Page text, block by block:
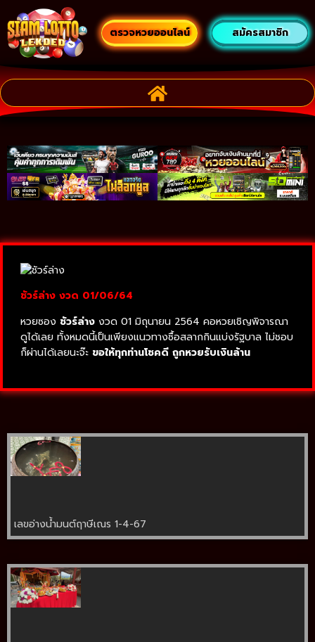
ตรวจหวยออนไลน์ สมัครสมาชิก
ชัวร์ล่าง งวด 01/06/64
หวยซอง ชัวร์ล่าง งวด 01 มิถุนายน 2564 คอหวยเชิญพิจารณา
ดูได้เลย ทั้งหมดนี้เป็นเพียงแนวทางซื้อสลากกินแบ่งรัฐบาล ไม่ชอบ
ก็ผ่านได้เลยนะจ๊ะ ขอให้ทุกท่านโชคดี ถูกหวยรับเงินล้าน
เลขอ่างน้ำมนต์ฤาษีเณร 1-4-67